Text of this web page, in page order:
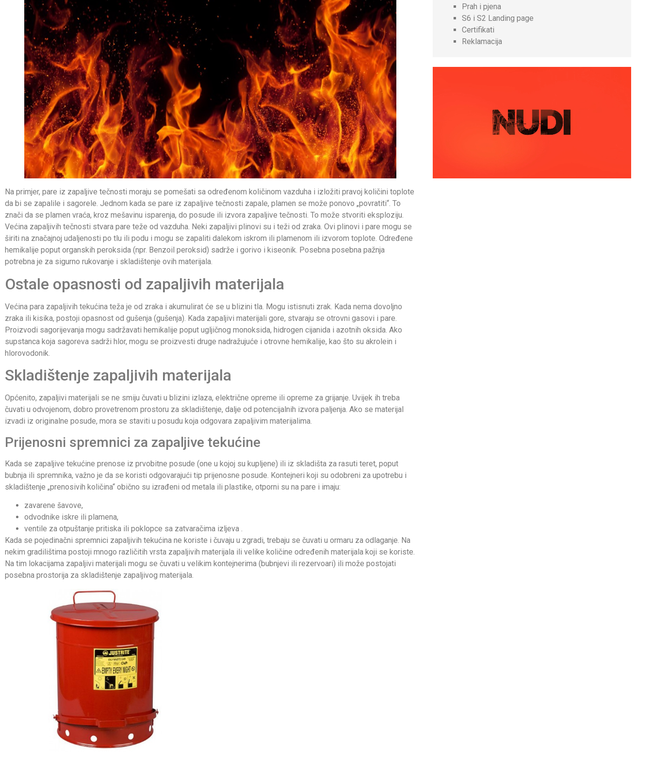
Na primjer, pare iz zapaljive tečnosti moraju se pomešati sa određenom količinom vazduha i izložiti pravoj količini toplote
da bi se zapalile i sagorele. Jednom kada se pare iz zapaljive tečnosti zapale, plamen se može ponovo „povratiti“. To
znači da se plamen vraća, kroz mešavinu isparenja, do posude ili izvora zapaljive tečnosti. To može stvoriti eksploziju.
Većina zapaljivih tečnosti stvara pare teže od vazduha. Neki zapaljivi plinovi su i teži od zraka. Ovi plinovi i pare mogu se
širiti na značajnoj udaljenosti po tlu ili podu i mogu se zapaliti dalekom iskrom ili plamenom ili izvorom toplote. Određene
hemikalije poput organskih peroksida (npr. Benzoil peroksid) sadrže i gorivo i kiseonik. Posebna posebna pažnja
potrebna je za sigurno rukovanje i skladištenje ovih materijala.
Ostale opasnosti od zapaljivih materijala
Većina para zapaljivih tekućina teža je od zraka i akumulirat će se u blizini tla. Mogu istisnuti zrak. Kada nema dovoljno
zraka ili kisika, postoji opasnost od gušenja (gušenja). Kada zapaljivi materijali gore, stvaraju se otrovni gasovi i pare.
Proizvodi sagorijevanja mogu sadržavati hemikalije poput ugljičnog monoksida, hidrogen cijanida i azotnih oksida. Ako
supstanca koja sagoreva sadrži hlor, mogu se proizvesti druge nadražujuće i otrovne hemikalije, kao što su akrolein i
hlorovodonik.
Skladištenje zapaljivih materijala
Općenito, zapaljivi materijali se ne smiju čuvati u blizini izlaza, električne opreme ili opreme za grijanje. Uvijek ih treba
čuvati u odvojenom, dobro provetrenom prostoru za skladištenje, dalje od potencijalnih izvora paljenja. Ako se materijal
izvadi iz originalne posude, mora se staviti u posudu koja odgovara zapaljivim materijalima.
Prijenosni spremnici za zapaljive tekućine
Kada se zapaljive tekućine prenose iz prvobitne posude (one u kojoj su kupljene) ili iz skladišta za rasuti teret, poput
bubnja ili spremnika, važno je da se koristi odgovarajući tip prijenosne posude. Kontejneri koji su odobreni za upotrebu i
skladištenje „prenosivih količina“ obično su izrađeni od metala ili plastike, otporni su na pare i imaju:
zavarene šavove,
odvodnike iskre ili plamena,
ventile za otpuštanje pritiska ili poklopce sa zatvaračima izljeva .
Kada se pojedinačni spremnici zapaljivih tekućina ne koriste i čuvaju u zgradi, trebaju se čuvati u ormaru za odlaganje. Na
nekim gradilištima postoji mnogo različitih vrsta zapaljivih materijala ili velike količine određenih materijala koji se koriste.
Na tim lokacijama zapaljivi materijali mogu se čuvati u velikim kontejnerima (bubnjevi ili rezervoari) ili može postojati
posebna prostorija za skladištenje zapaljivog materijala.
Prah i pjena
S6 i S2 Landing page
Certifikati
Reklamacija